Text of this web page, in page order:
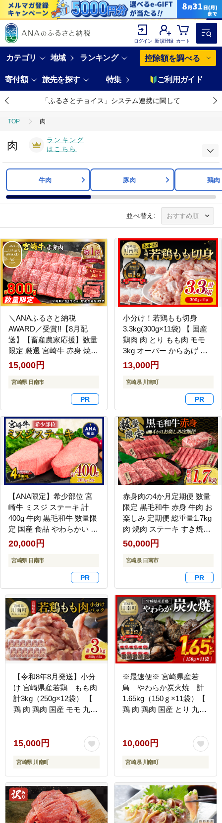
ログイン 新規登録 カート
カテゴリ 地域 ランキング 控除額を調べる
寄付額 旅先を探す 特集 ご利用ガイド
「ふるさとチョイス」システム連携に関して
TOP 肉
肉
ランキング
はこちら
牛肉 豚肉 鶏肉
並べ替え:
＼ANAふるさと納税
AWARD／受賞!!【8月配
送】【畜産農家応援】数量
限定 厳選 宮崎牛 赤身 焼肉
計800g 牛肉 国産 焼き肉
BBQ 鉄板焼き バーベキュ
ー 人気 黒毛和牛 肩ウデ モ
モ A4 A5 等級 ギフト 贈答
小分け 食品 選べる ミヤチ
ク 宮崎県 日南市 送料無料
_C168-26-08
15,000円
宮崎県 日南市
小分け！若鶏もも切身
3.3kg(300g×11袋) 【 国産
鶏肉 肉 とり もも肉 モモ
3kg オーバー からあげ 唐
揚げ チキン南蛮 送料無料
】 [C00712]
13,000円
宮崎県 川南町
【ANA限定】希少部位 宮
崎牛 ミスジ ステーキ 計
400g 牛肉 黒毛和牛 数量限
定 国産 食品 やわらかい 高
級 上質 贅沢 おかず おつま
み ご褒美 お祝い 記念日 ギ
フト 贈り物 プレゼント 焼
肉 鉄板焼き BBQ 人気 おす
すめ ミヤチク ブランド牛
冷凍 宮崎県 日南市 送料無
料_D104-25
20,000円
宮崎県 日南市
赤身肉の4か月定期便 数量
限定 黒毛和牛 赤身 牛肉 お
楽しみ 定期便 総重量1.7kg
肉 焼肉 ステーキ すき焼き
しゃぶしゃぶ スライス ブ
ロック 牛丼 赤身もも 国産
食品 おかず 高級 BBQ おす
すめ 食べ比べ ミヤチク 宮
崎県 日南市 送料無料_H51-
25
50,000円
宮崎県 日南市
【令和8年8月発送】小分
け 宮崎県産若鶏 もも肉
計3kg（250g×12袋） 【
鶏 肉 鶏肉 国産 モモ 九州
15,000円
宮崎県 川南町
※最速便※ 宮崎県産若
鳥 やわらか炭火焼 計
1.65kg（150ｇ×11袋）【
鶏 肉 鶏肉 国産 とり 九州
10,000円
宮崎県 川南町